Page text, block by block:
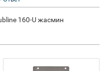
160-U жасмин